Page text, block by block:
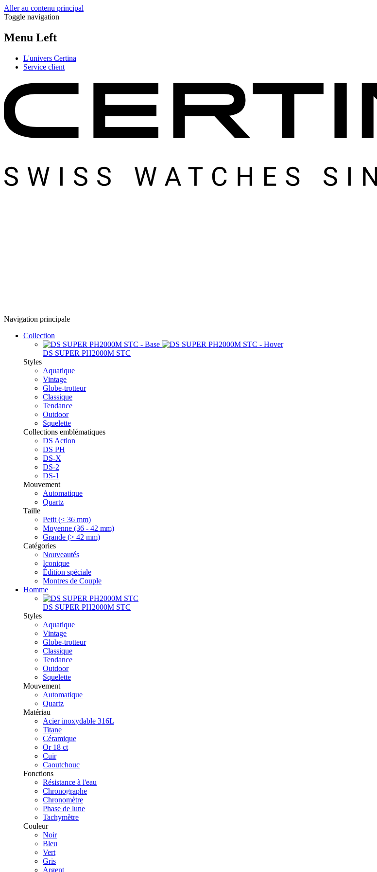
Aller au contenu principal
Toggle navigation
Menu Left
L'univers Certina
Service client
Navigation principale
Collection
DS SUPER PH2000M STC
Styles
Aquatique
Vintage
Globe-trotteur
Classique
Tendance
Outdoor
Squelette
Collections emblématiques
DS Action
DS PH
DS-X
DS-2
DS-1
Mouvement
Automatique
Quartz
Taille
Petit (< 36 mm)
Moyenne (36 - 42 mm)
Grande (> 42 mm)
Catégories
Nouveautés
Iconique
Édition spéciale
Montres de Couple
Homme
DS SUPER PH2000M STC
Styles
Aquatique
Vintage
Globe-trotteur
Classique
Tendance
Outdoor
Squelette
Mouvement
Automatique
Quartz
Matériau
Acier inoxydable 316L
Titane
Céramique
Or 18 ct
Cuir
Caoutchouc
Fonctions
Résistance à l'eau
Chronographe
Chronomètre
Phase de lune
Tachymètre
Couleur
Noir
Bleu
Vert
Gris
Argent